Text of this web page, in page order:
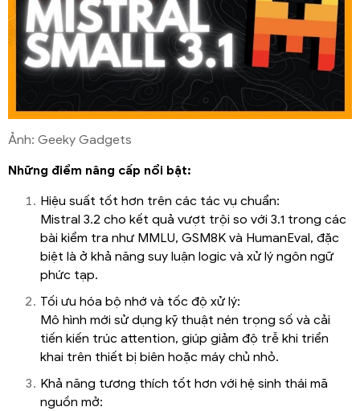
Ảnh: Geeky Gadgets
Những điểm nâng cấp nổi bật:
Hiệu suất tốt hơn trên các tác vụ chuẩn:
Mistral 3.2 cho kết quả vượt trội so với 3.1 trong các
bài kiểm tra như MMLU, GSM8K và HumanEval, đặc
biệt là ở khả năng suy luận logic và xử lý ngôn ngữ
phức tạp.
Tối ưu hóa bộ nhớ và tốc độ xử lý:
Mô hình mới sử dụng kỹ thuật nén trọng số và cải
tiến kiến trúc attention, giúp giảm độ trễ khi triển
khai trên thiết bị biên hoặc máy chủ nhỏ.
Khả năng tương thích tốt hơn với hệ sinh thái mã
nguồn mở: